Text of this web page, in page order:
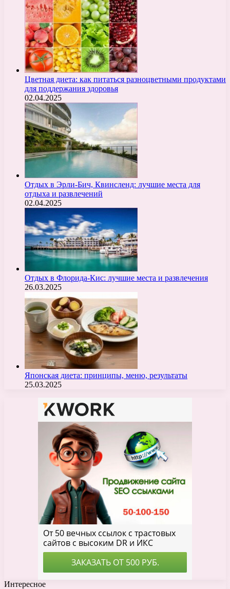
Цветная диета: как питаться разноцветными продуктами
для поддержания здоровья
02.04.2025
Отдых в Эрли-Бич, Квинсленд: лучшие места для
отдыха и развлечений
02.04.2025
Отдых в Флорида-Кис: лучшие места и развлечения
26.03.2025
Японская диета: принципы, меню, результаты
25.03.2025
Интересное